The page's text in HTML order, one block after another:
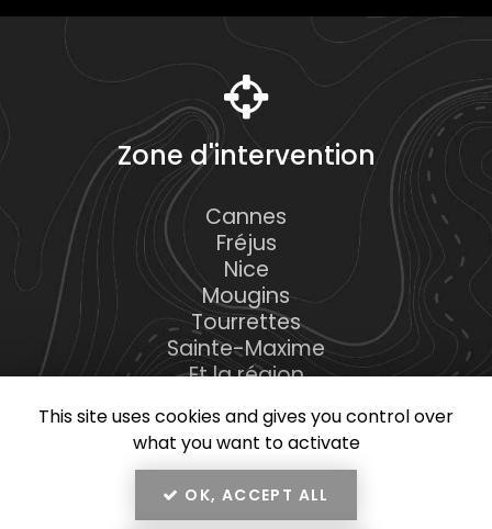
Zone d'intervention
Cannes
Fréjus
Nice
Mougins
Tourrettes
Sainte-Maxime
Et la région
En savoir +
RMK Construction, construction de maisons et piscines
This site uses cookies and gives you control over
what you want to activate
OK, ACCEPT ALL